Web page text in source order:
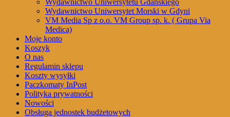
Wydawnictwo Uniwersytetu Gdańskiego
Wydawnictwo Uniwersytet Morski w Gdyni
VM Media Sp z o.o. VM Group sp. k. ( Grupa Via
Medica)
Moje konto
Koszyk
O nas
Regulamin sklepu
Koszty wysyłki
Paczkomaty InPost
Polityka prywatności
Nowości
Obsługa jednostek budżetowych